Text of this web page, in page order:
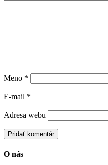
Meno *
E-mail *
Adresa webu
O nás